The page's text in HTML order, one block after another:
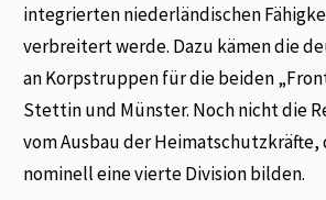
integrierten niederländischen
verbreitert werde. Dazu kämen die
an Korpstruppen für die beiden
Stettin und Münster. Noch nicht die
vom Ausbau der
nominell eine vierte Division bilden.